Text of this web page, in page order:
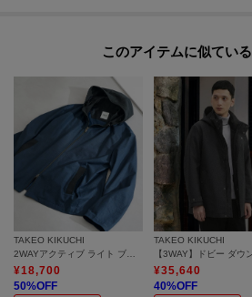
このアイテムに似てい
TAKEO KIKUCHI
2WAYアクティブ ライト ブルゾン
¥18,700
50%OFF
TAKEO KIKUCHI
¥35,640
40%OFF